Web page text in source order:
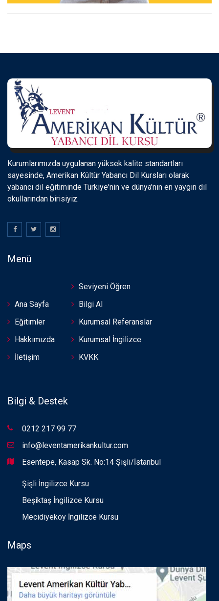
Kurumlarımızda uygulanan yüksek kalite standartları
sayesinde, Amerikan Kültür Yabancı Dil Kursları olarak
yabancı dil eğitiminde Türkiye'nin ve dünya'nın en yaygın dil
okullarından birisiyiz.
Menü
Ana Sayfa
Eğitimler
Hakkımızda
İletişim
Seviyeni Öğren
Bilgi Al
Kurumsal Referanslar
Kurumsal İngilizce
KVKK
Bilgi & Destek
0212 217 99 77
info@leventamerikankultur.com
Esentepe, Kasap Sk. No:14 Şişli/İstanbul
Şişli İngilizce Kursu
Beşiktaş İngilizce Kursu
Mecidiyeköy İngilizce Kursu
Maps